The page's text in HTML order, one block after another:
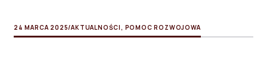
24 MARCA 2025/AKTUALNOŚCI , POMOC ROZWOJOWA